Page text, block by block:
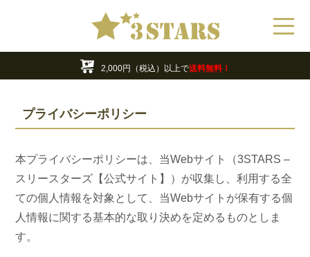
年末年始の営業・休業日のお知らせ
最大70%OFF!! お買い得アウトレット商品
2,000円（税込）以上で送料無料！
プライバシーポリシー
本プライバシーポリシーは、当Webサイト（3STARS –
スリースターズ【公式サイト】）が収集し、利用する全
ての個人情報を対象として、当Webサイトが保有する個
人情報に関する基本的な取り決めを定めるものとしま
す。